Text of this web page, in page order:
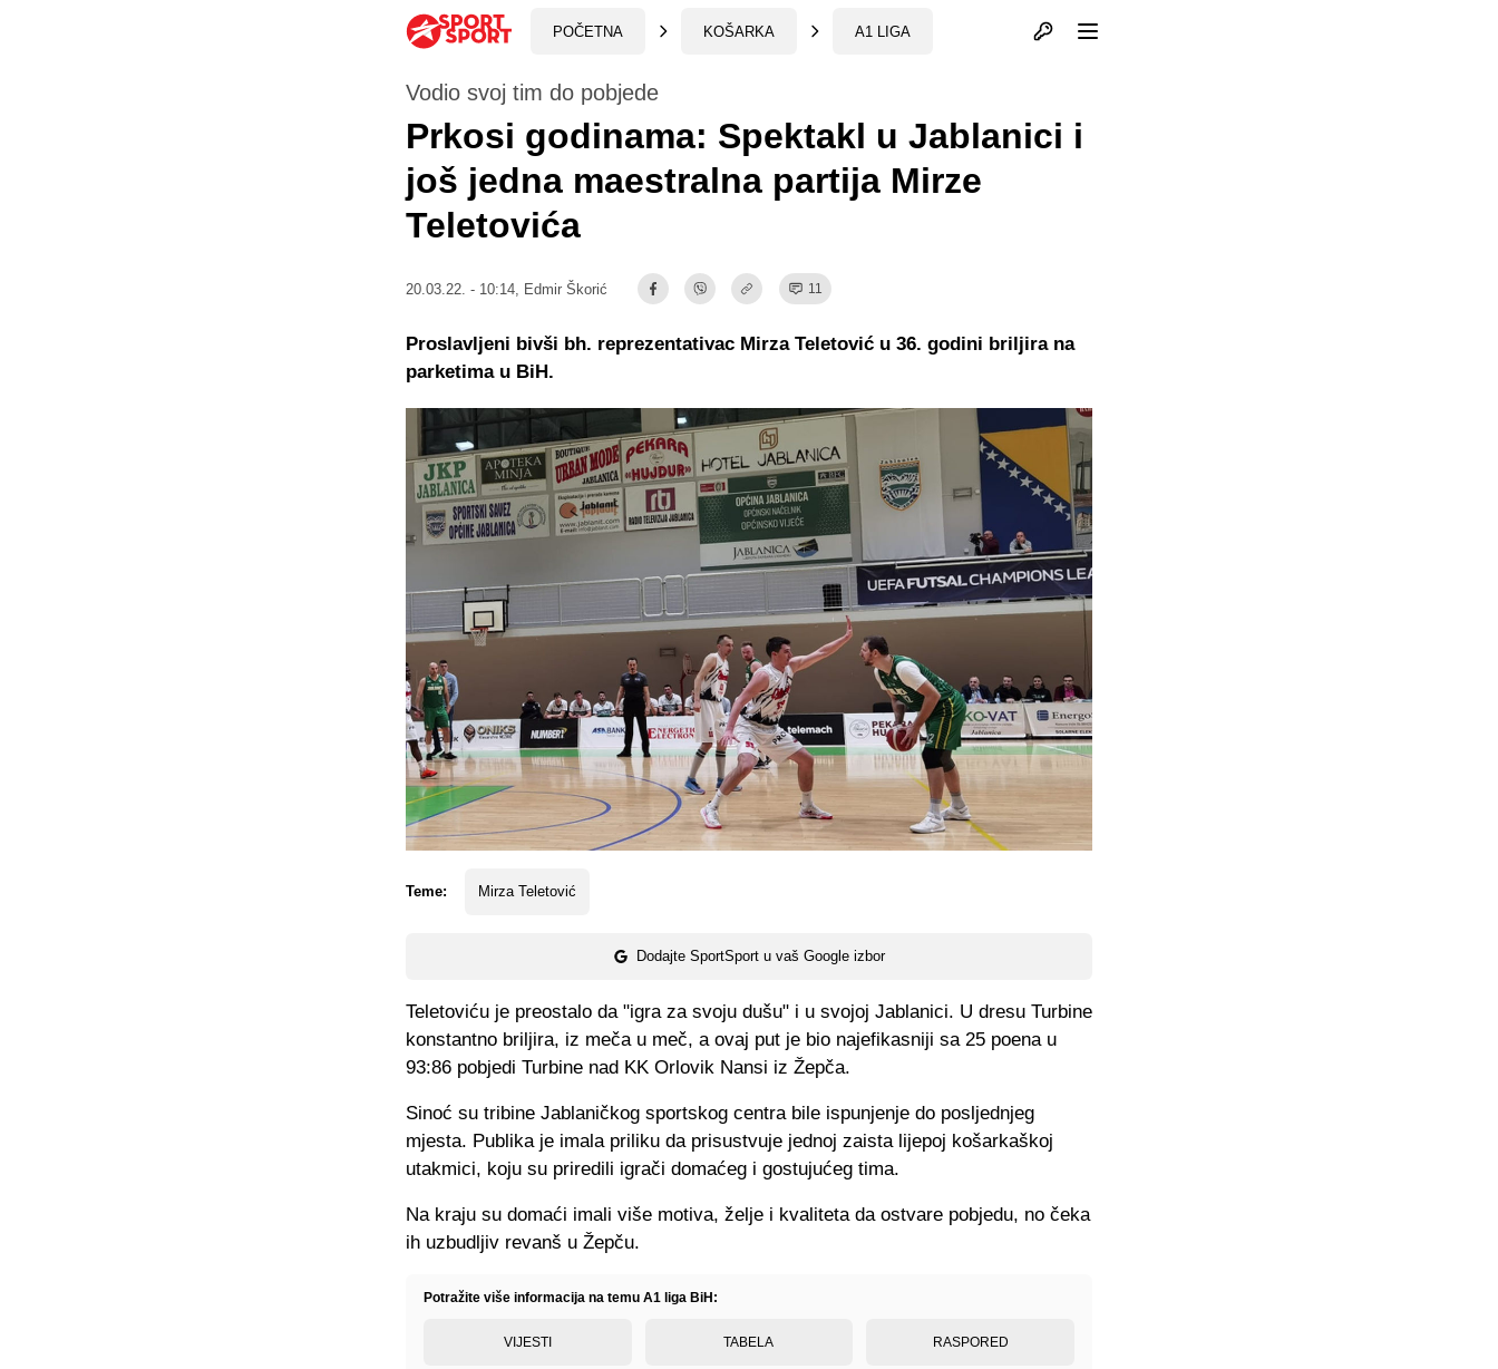
POČETNA KOŠARKA A1 LIGA Otvori profil
Vodio svoj tim do pobjede
Prkosi godinama: Spektakl u Jablanici i
još jedna maestralna partija Mirze
Teletovića
20.03.22. - 10:14, Edmir Škorić 11
Teme: Mirza Teletović
Dodajte SportSport u vaš Google izbor
Proslavljeni bivši bh. reprezentativac Mirza Teletović u 36. godini briljira na
parketima u BiH.
Teletoviću je preostalo da "igra za svoju dušu" i u svojoj Jablanici. U dresu Turbine
konstantno briljira, iz meča u meč, a ovaj put je bio najefikasniji sa 25 poena u
93:86 pobjedi Turbine nad KK Orlovik Nansi iz Žepča.
Sinoć su tribine Jablaničkog sportskog centra bile ispunjenje do posljednjeg
mjesta. Publika je imala priliku da prisustvuje jednoj zaista lijepoj košarkaškoj
utakmici, koju su priredili igrači domaćeg i gostujućeg tima.
Na kraju su domaći imali više motiva, želje i kvaliteta da ostvare pobjedu, no čeka
ih uzbudljiv revanš u Žepču.
Potražite više informacija na temu A1 liga BiH:
VIJESTI TABELA RASPORED